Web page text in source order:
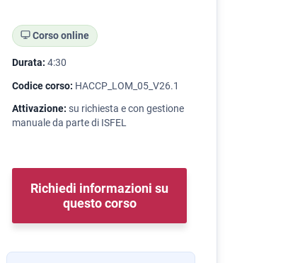
Corso online
Durata: 4:30
Codice corso: HACCP_LOM_05_V26.1
Attivazione: su richiesta e con gestione
manuale da parte di ISFEL
Richiedi informazioni su
questo corso